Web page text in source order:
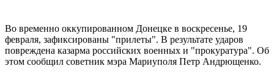
Во временно оккупированном Донецке в воскресенье, 19
февраля, зафиксированы "прилеты". В результате ударов
повреждена казарма российских военных и "прокуратура". Об
этом сообщил советник мэра Мариуполя Петр Андрющенко.